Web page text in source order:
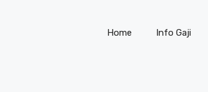
Home Info Gaji